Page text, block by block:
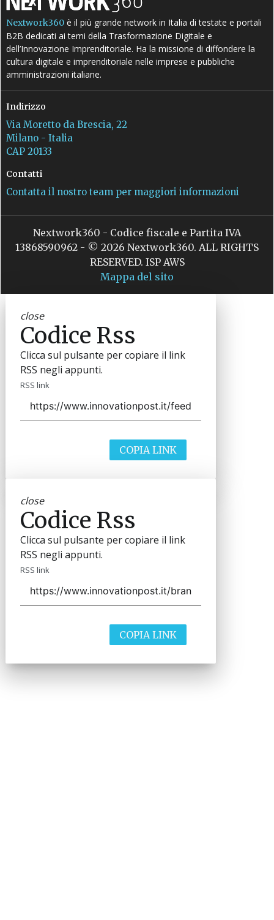
Nextwork360 è il più grande network in Italia di testate e portali
B2B dedicati ai temi della Trasformazione Digitale e
dell’Innovazione Imprenditoriale. Ha la missione di diffondere la
cultura digitale e imprenditoriale nelle imprese e pubbliche
amministrazioni italiane.
Indirizzo
Via Moretto da Brescia, 22
Milano - Italia
CAP 20133
Contatti
Contatta il nostro team per maggiori informazioni
Nextwork360 - Codice fiscale e Partita IVA
13868590962 - © 2026 Nextwork360. ALL RIGHTS
RESERVED. ISP AWS
Mappa del sito
close
Codice Rss
Clicca sul pulsante per copiare il link
RSS negli appunti.
RSS link
COPIA LINK
close
Codice Rss
Clicca sul pulsante per copiare il link
RSS negli appunti.
RSS link
COPIA LINK